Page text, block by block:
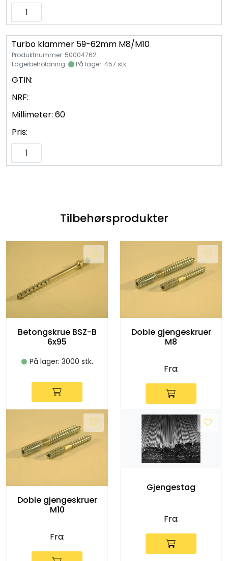
Turbo klammer 59-62mm M8/M10
Produktnummer: 50004762
Lagerbeholdning:
På lager: 457 stk.
GTIN:
NRF:
Millimeter: 60
Pris:
Tilbehørsprodukter
Betongskrue BSZ-B
6x95
På lager: 3000 stk.
Doble gjengeskruer
M8
Fra:
Doble gjengeskruer
M10
Fra:
Gjengestag
Fra: